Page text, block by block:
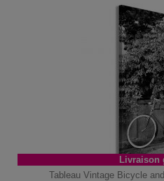
Livraison
Tableau Vintage Bicycle